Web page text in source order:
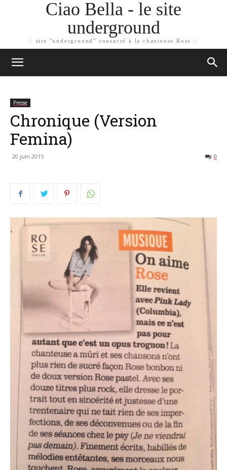
Ciao Bella - le site
underground
:: site "underground" consacré à la chanteuse Rose ::
Presse
Chronique (Version
Femina)
20 juin 2015 0